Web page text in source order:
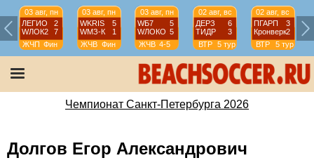
03 авг, пн
ЛЕГИО
2
WЛОК2
7
ЖЧП Фин
03 авг, пн
WKRIS
5
WМЗ-К
1
ЖЧВ Фин
03 авг, пн
WБ7
5
WЛОКО 5
ЖЧВ 4-5
02 авг, вс
ДЕРЗ
6
ТИДР
3
ВТР
5 тур
02 авг, вс
ПГАРП
3
Кронверк2
ВТР
5 тур
Чемпионат Санкт-Петербурга 2026
Долгов Егор Александрович